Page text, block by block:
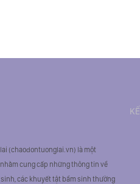
(chaodontuonglai.vn) là một
cung cấp những thông tin về
các khuyết tật bẩm sinh thường